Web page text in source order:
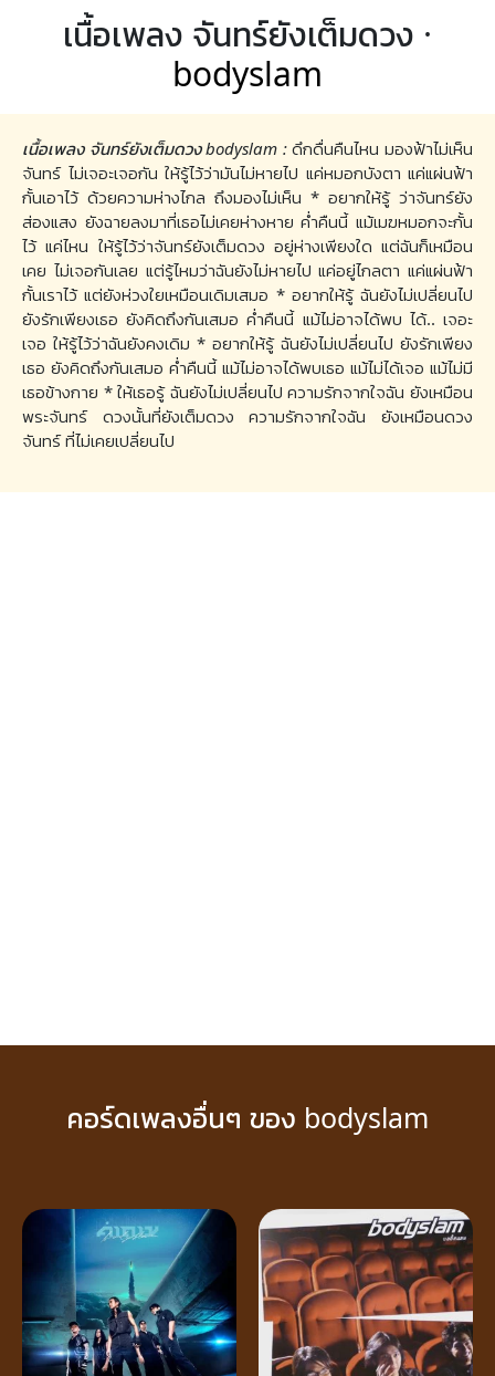
เนื้อเพลง จันทร์ยังเต็มดวง ·
bodyslam
เนื้อเพลง จันทร์ยังเต็มดวง bodyslam :ดึกดื่นคืนไหน มองฟ้าไม่เห็น
จันทร์ ไม่เจอะเจอกัน ให้รู้ไว้ว่ามันไม่หายไป แค่หมอกบังตา แค่แผ่นฟ้า
กั้นเอาไว้ ด้วยความห่างไกล ถึงมองไม่เห็น * อยากให้รู้ ว่าจันทร์ยัง
ส่องแสง ยังฉายลงมาที่เธอไม่เคยห่างหาย ค่ำคืนนี้ แม้เมฆหมอกจะกั้น
ไว้ แค่ไหน ให้รู้ไว้ว่าจันทร์ยังเต็มดวง อยู่ห่างเพียงใด แต่ฉันก็เหมือน
เคย ไม่เจอกันเลย แต่รู้ไหมว่าฉันยังไม่หายไป แค่อยู่ไกลตา แค่แผ่นฟ้า
กั้นเราไว้ แต่ยังห่วงใยเหมือนเดิมเสมอ * อยากให้รู้ ฉันยังไม่เปลี่ยนไป
ยังรักเพียงเธอ ยังคิดถึงกันเสมอ ค่ำคืนนี้ แม้ไม่อาจได้พบ ได้.. เจอะ
เจอ ให้รู้ไว้ว่าฉันยังคงเดิม * อยากให้รู้ ฉันยังไม่เปลี่ยนไป ยังรักเพียง
เธอ ยังคิดถึงกันเสมอ ค่ำคืนนี้ แม้ไม่อาจได้พบเธอ แม้ไม่ได้เจอ แม้ไม่มี
เธอข้างกาย * ให้เธอรู้ ฉันยังไม่เปลี่ยนไป ความรักจากใจฉัน ยังเหมือน
พระจันทร์ ดวงนั้นที่ยังเต็มดวง ความรักจากใจฉัน ยังเหมือนดวง
จันทร์ ที่ไม่เคยเปลี่ยนไป
คอร์ดเพลงอื่นๆ ของ bodyslam